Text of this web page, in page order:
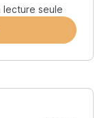
lecture seule